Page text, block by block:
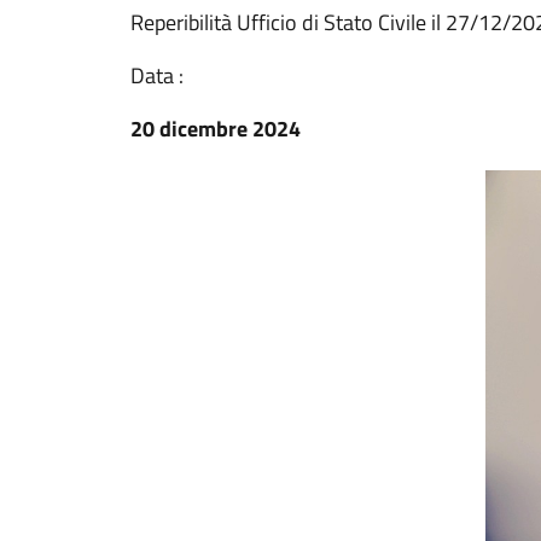
Reperibilità Ufficio di Stato Civile il 27/12/
Data :
20 dicembre 2024